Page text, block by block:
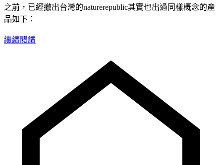
之前，已經撤出台灣的naturerepublic其實也出過同樣概念的產
品如下：
繼續閱讀